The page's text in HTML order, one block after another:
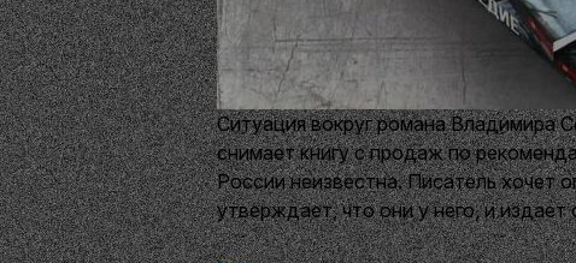
Ситуация вокруг романа Владимира
снимает книгу с продаж по
России неизвестна. Писатель хочет
утверждает, что они у него, и